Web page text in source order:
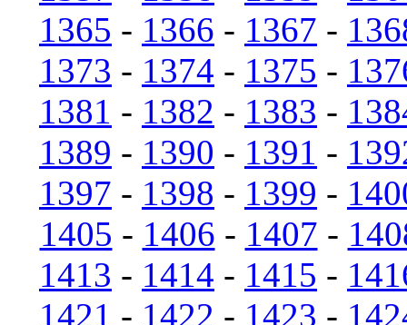
1365 - 1366 - 1367 -
1373 - 1374 - 1375 -
1381 - 1382 - 1383 -
1389 - 1390 - 1391 -
1397 - 1398 - 1399 -
1405 - 1406 - 1407 -
1413 - 1414 - 1415 -
1421 - 1422 - 1423 -